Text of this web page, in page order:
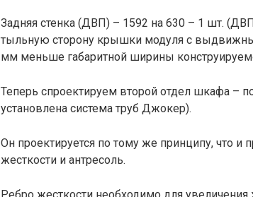
Задняя стенка (ДВП) – 1592 на 630 – 1 шт.
тыльную сторону крышки модуля с
мм меньше габаритной ширины
Теперь спроектируем второй отдел шкафа –
установлена система труб Джокер).
Он проектируется по тому же принципу, что
жесткости и антресоль.